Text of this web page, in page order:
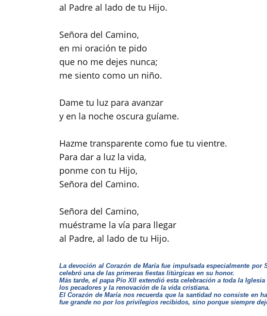
al Padre al lado de tu Hijo.
Señora del Camino,
en mi oración te pido
que no me dejes nunca;
me siento como un niño.
Dame tu luz para avanzar
y en la noche oscura guíame.
Hazme transparente como fue tu vientre.
Para dar a luz la vida,
ponme con tu Hijo,
Señora del Camino.
Señora del Camino,
muéstrame la vía para llegar
al Padre, al lado de tu Hijo.
La devoción al Corazón de María fue impulsada especialmente
celebró una de las primeras fiestas litúrgicas en su honor.
Más tarde, el papa Pío XII extendió esta celebración a toda la
los pecadores y la renovación de la vida cristiana.
El Corazón de María nos recuerda que la santidad no consiste en
fue grande no por los privilegios recibidos, sino porque siempre